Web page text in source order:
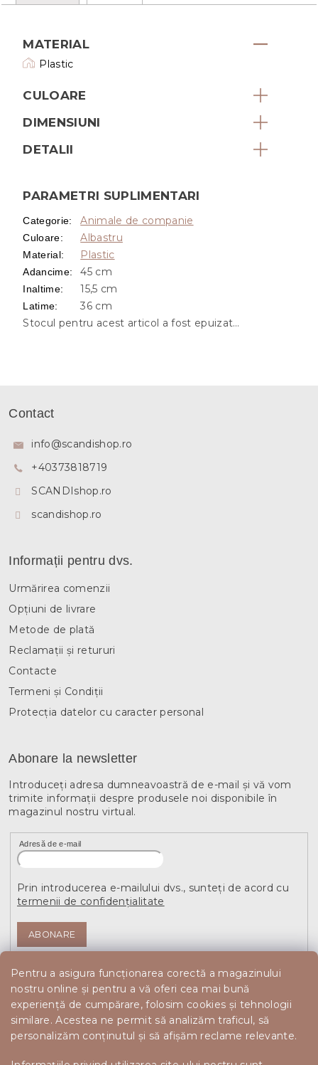
Pentru a asigura funcționarea corectă a magazinului
nostru online și pentru a vă oferi cea mai bună
experiență de cumpărare, folosim cookies și tehnologii
similare. Acestea ne permit să analizăm traficul, să
personalizăm conținutul și să afișăm reclame relevante.
MATERIAL
Plastic
CULOARE
DIMENSIUNI
DETALII
PARAMETRI SUPLIMENTARI
Categorie: Animale de companie
Culoare: Albastru
Material: Plastic
Adancime: 45 cm
Inaltime: 15,5 cm
Latime:
36 cm
Stocul pentru acest articol a fost epuizat…
Contact
info@scandishop.ro
+40373818719
SCANDIshop.ro
scandishop.ro
Informații pentru dvs.
Urmărirea comenzii
Opțiuni de livrare
Metode de plată
Reclamații și retururi
Contacte
Termeni și Condiții
Protecția datelor cu caracter personal
Abonare la newsletter
Introduceţi adresa dumneavoastră de e-mail şi vă vom
trimite informaţii despre produsele noi disponibile în
magazinul nostru virtual.
Adresă de e-mail
Prin introducerea e-mailului dvs., sunteți de acord cu
termenii de confidențialitate
ABONARE